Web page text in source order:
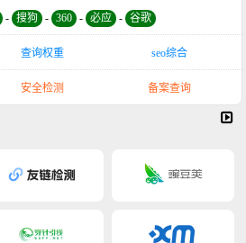
- 搜狗 - 360 - 必应 - 谷歌
查询权重 seo综合
安全检测 备案查询